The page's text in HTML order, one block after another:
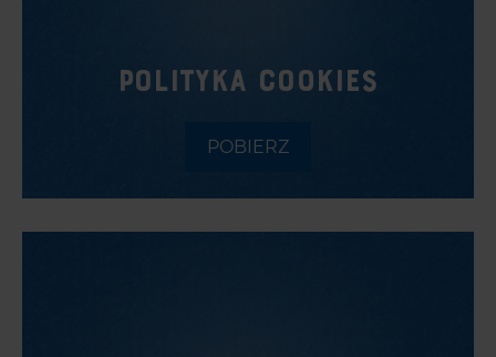
POLITYKA COOKIES
POBIERZ